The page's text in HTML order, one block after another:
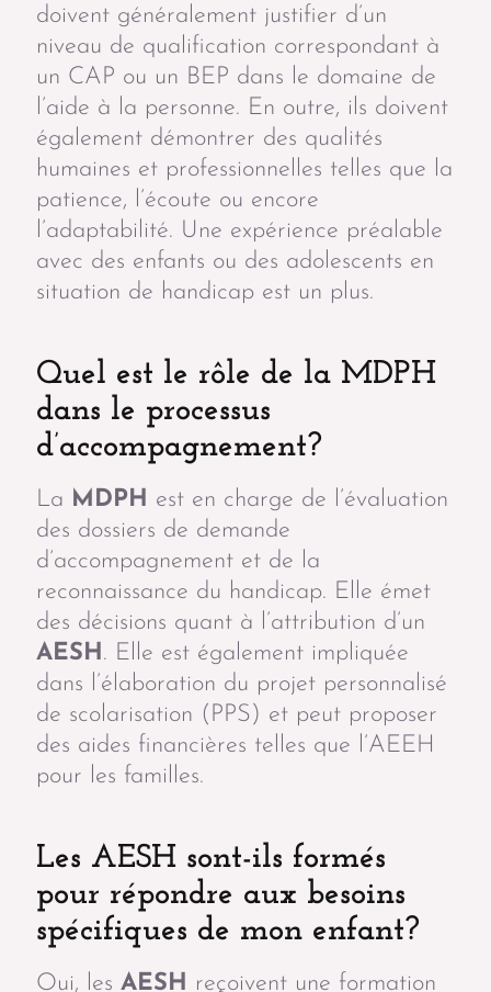
doivent généralement justifier d’un
niveau de qualification correspondant à
un CAP ou un BEP dans le domaine de
l’aide à la personne. En outre, ils doivent
également démontrer des qualités
humaines et professionnelles telles que la
patience, l’écoute ou encore
l’adaptabilité. Une expérience préalable
avec des enfants ou des adolescents en
situation de handicap est un plus.
Quel est le rôle de la MDPH
dans le processus
d’accompagnement?
La MDPH est en charge de l’évaluation
des dossiers de demande
d’accompagnement et de la
reconnaissance du handicap. Elle émet
des décisions quant à l’attribution d’un
AESH. Elle est également impliquée
dans l’élaboration du projet personnalisé
de scolarisation (PPS) et peut proposer
des aides financières telles que l’AEEH
pour les familles.
Les AESH sont-ils formés
pour répondre aux besoins
spécifiques de mon enfant?
Oui, les AESH reçoivent une formation